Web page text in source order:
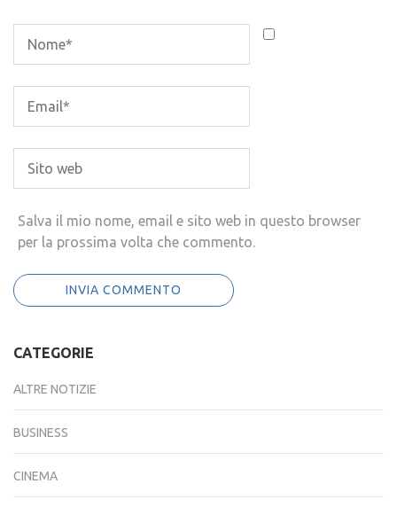
Salva il mio nome, email e sito web in questo browser
per la prossima volta che commento.
CATEGORIE
ALTRE NOTIZIE
BUSINESS
CINEMA